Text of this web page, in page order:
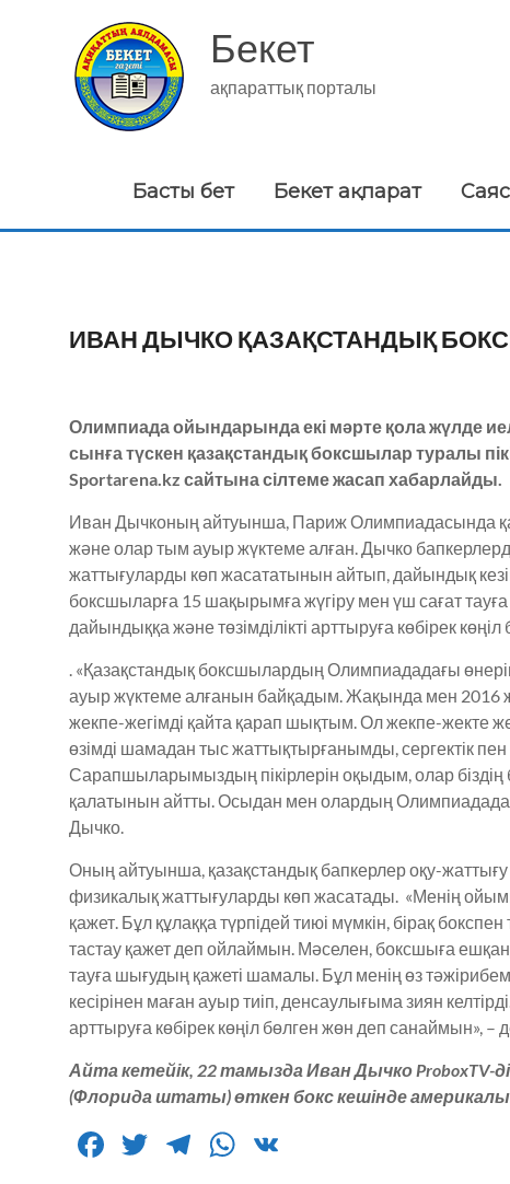
Бекет
ақпараттық порталы
Басты бет Бекет ақпарат
ИВАН ДЫЧКО ҚАЗАҚСТАНДЫҚ
Олимпиада ойындарында екі мәрте қола жүлде
сынға түскен қазақстандық боксшылар туралы
Sportarena.kz сайтына сілтеме жасап хабарлайды.
Иван Дычконың айтуынша, Париж Олимпиадасында
және олар тым ауыр жүктеме алған. Дычко
жаттығуларды көп жасататынын айтып, дайындық
боксшыларға 15 шақырымға жүгіру мен үш сағат
дайындыққа және төзімділікті арттыруға көбірек
. «Қазақстандық боксшылардың Олимпиададағы
ауыр жүктеме алғанын байқадым. Жақында мен
жекпе-жегімді қайта қарап шықтым. Ол жекпе-жекте
өзімді шамадан тыс жаттықтырғанымды, сергектік пен
Сарапшыларымыздың пікірлерін оқыдым, олар
қалатынын айтты. Осыдан мен олардың Олимпиадада
Дычко.
Оның айтуынша, қазақстандық бапкерлер оқу-
физикалық жаттығуларды көп жасатады. «Менің
қажет. Бұл құлаққа түрпідей тиюі мүмкін, бірақ
тастау қажет деп ойлаймын. Мәселен, боксшыға
тауға шығудың қажеті шамалы. Бұл менің өз
кесірінен маған ауыр тиіп, денсаулығыма зиян
арттыруға көбірек көңіл бөлген жөн деп санаймын»,
Айта кетейік, 22 тамызда Иван Дычко
(Флорида штаты) өткен бокс кешінде
F
T
T
W